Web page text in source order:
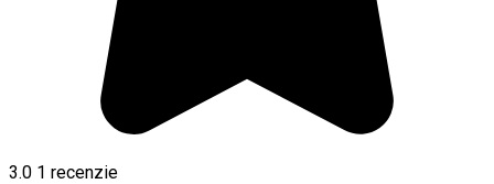
3.0 1 recenzie